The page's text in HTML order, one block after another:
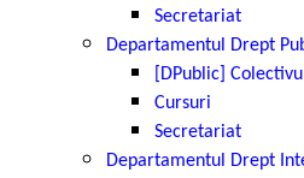
Secretariat
Departamentul Drept
[DPublic]
Cursuri
Secretariat
Departamentul Drept